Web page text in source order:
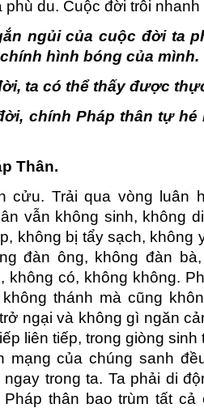
du. Cuộc đời trôi
ngủi của cuộc đời ta
hình bóng của mình.
ta có thể thấy được
chính Pháp thân tự
Thân.
cửu. Trải qua vòng luân
vẫn không sinh, không
không bị tẩy sạch, không
đàn ông, không đàn
không có, không không.
thánh mà cũng
ngại và không gì ngăn
liên tiếp, trong giòng sinh
mạng của chúng sanh
trong ta. Ta phải di
thân bao trùm tất